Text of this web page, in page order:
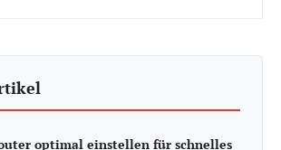
optimal einstellen für schnelles